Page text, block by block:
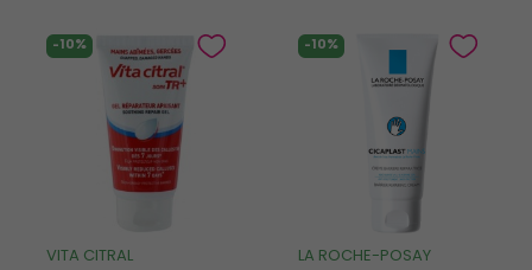
-10%
VITA CITRAL
-10%
LA ROCHE-POSAY